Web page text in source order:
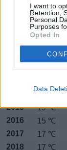
I want to
Retention,
Personal
Purposes
Opted In
Data
16 ℃
16 ℃
2015
19 ℃
2016
15 ℃
2017
17 ℃
2018
17 ℃